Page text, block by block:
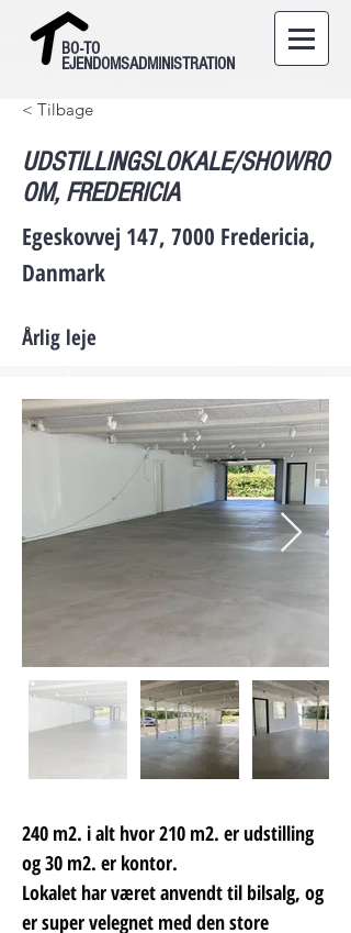
BO-TO
EJENDOMSADMINISTRATION
< Tilbage
UDSTILLINGSLOKALE/SHOWRO
OM, FREDERICIA
Egeskovvej 147, 7000 Fredericia,
Danmark
Årlig leje
240 m2. i alt hvor 210 m2. er udstilling
og 30 m2. er kontor.
Lokalet har været anvendt til bilsalg, og
er super velegnet med den store